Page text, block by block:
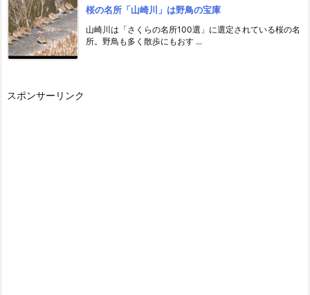
桜の名所「山崎川」は野鳥の宝庫
山崎川は「さくらの名所100選」に選定されている桜の名
所。野鳥も多く散歩にもおす ...
スポンサーリンク